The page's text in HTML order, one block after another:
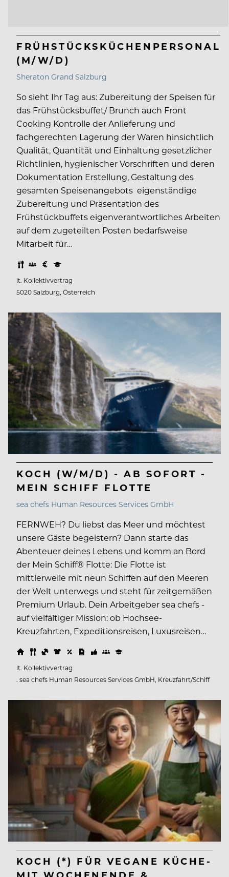
FRÜHSTÜCKSKÜCHENPERSONAL
(M/W/D)
Sheraton Grand Salzburg
So sieht Ihr Tag aus: Zubereitung der Speisen für
das Frühstücksbuffet/ Brunch auch Front
Cooking Kontrolle der Anlieferung und
fachgerechten Lagerung der Waren hinsichtlich
Qualität, Quantität und Einhaltung gesetzlicher
Richtlinien, hygienischer Vorschriften und deren
Dokumentation Erstellung, Gestaltung des
gesamten Speisenangebots eigenständige
Zubereitung und Präsentation des
Frühstückbuffets eigenverantwortliches Arbeiten
auf dem zugeteilten Posten bedarfsweise
Mitarbeit für…
lt. Kollektivvertrag
5020 Salzburg, Österreich
KOCH (W/M/D) - AB SOFORT -
MEIN SCHIFF FLOTTE
sea chefs Human Resources Services GmbH
FERNWEH? Du liebst das Meer und möchtest
unsere Gäste begeistern? Dann starte das
Abenteuer deines Lebens und komm an Bord
der Mein Schiff® Flotte: Die Flotte ist
mittlerweile mit neun Schiffen auf den Meeren
der Welt unterwegs und steht für zeitgemäßen
Premium Urlaub. Dein Arbeitgeber sea chefs -
auf vielfältiger Mission: ob Hochsee-
Kreuzfahrten, Expeditionsreisen, Luxusreisen…
lt. Kollektivvertrag
. sea chefs Human Resources Services GmbH, Kreuzfahrt/Schiff
KOCH (*) FÜR VEGANE KÜCHE-